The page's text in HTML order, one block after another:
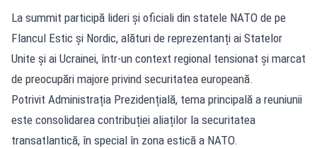
La summit participă lideri și oficiali din statele NATO de pe
Flancul Estic și Nordic, alături de reprezentanți ai Statelor
Unite și ai Ucrainei, într-un context regional tensionat și marcat
de preocupări majore privind securitatea europeană.
Potrivit Administrația Prezidențială, tema principală a reuniunii
este consolidarea contribuției aliaților la securitatea
transatlantică, în special în zona estică a NATO.